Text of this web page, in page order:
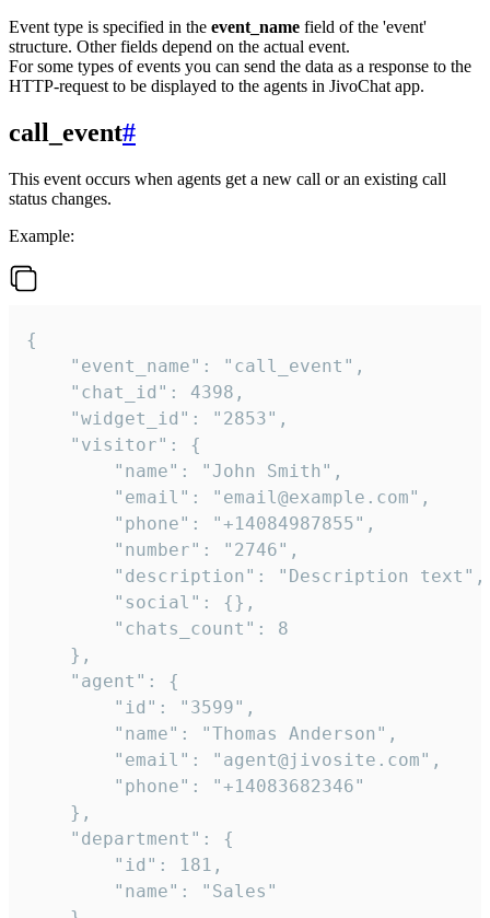
Event type is specified in the event_name field of the 'event'
structure. Other fields depend on the actual event.
For some types of events you can send the data as a response to the
HTTP-request to be displayed to the agents in JivoChat app.
call_event#
This event occurs when agents get a new call or an existing call
status changes.
Example:
{
    "event_name": "call_event",
    "chat_id": 4398,
    "widget_id": "2853",
    "visitor": {
        "name": "John Smith",
        "email": "email@example.com",
        "phone": "+14084987855",
        "number": "2746",
        "description": "Description text",
        "social": {},
        "chats_count": 8
    },
    "agent": {
        "id": "3599",
        "name": "Thomas Anderson",
        "email": "agent@jivosite.com",
        "phone": "+14083682346"
    },
    "department": {
        "id": 181,
        "name": "Sales"